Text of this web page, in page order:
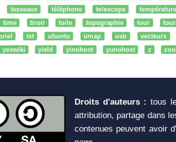
tasseaux téléphone telescope température
time tiroir toile topographie tour
txt ubuntu umap usb vecteurs
yeswiki yield yinohost yunohost z
Droits d'auteurs : tous
attribution, partage dans
contenues peuvent avoir